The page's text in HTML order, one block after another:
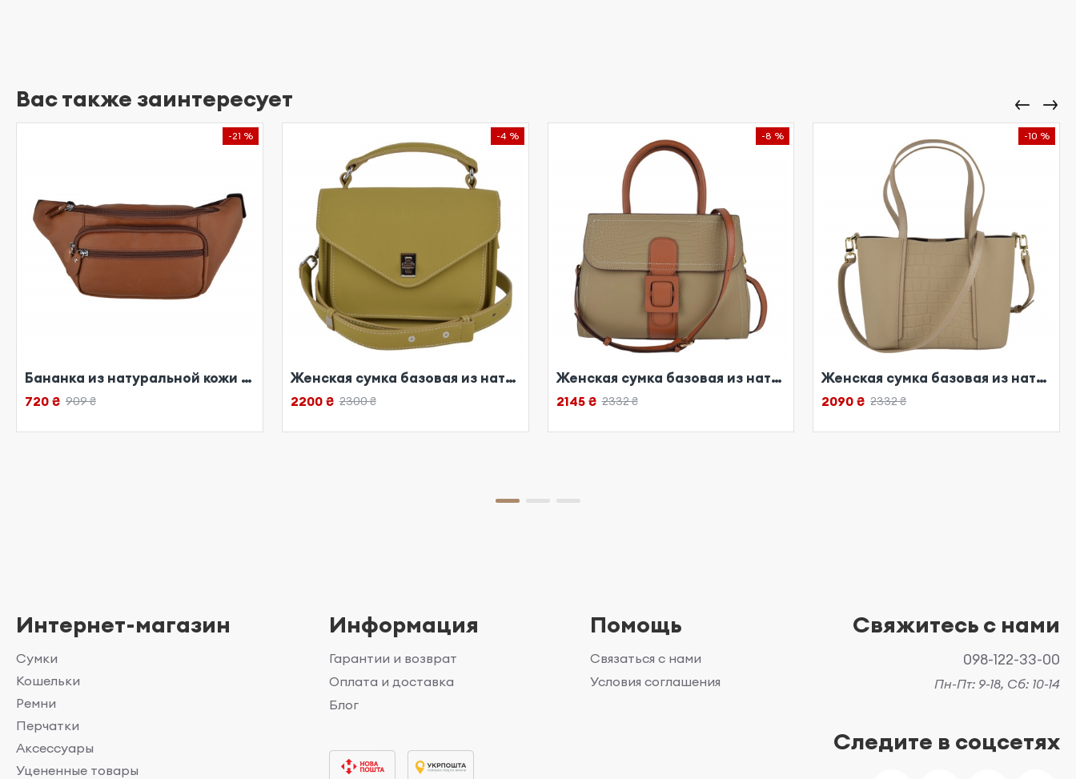
Вас также заинтересует
-21 %
Бананка из натуральной кожи рыжая
720 ₴ 909 ₴
-4 %
Женская сумка базовая из натуральной кожи бежевая
2200 ₴ 2300 ₴
-8 %
Женская сумка базовая из натуральной кожи бежевая
2145 ₴ 2332 ₴
-10 %
Женская сумка базовая из натуральной кожи бежевая
2090 ₴ 2332 ₴
Интернет-магазин
Сумки
Кошельки
Ремни
Перчатки
Аксессуары
Уцененные товары
Информация
Гарантии и возврат
Оплата и доставка
Блог
Помощь
Связаться с нами
Условия соглашения
Свяжитесь с нами
098-122-33-00
Пн-Пт: 9-18, Сб: 10-14
Следите в соцсетях